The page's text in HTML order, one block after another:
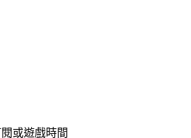
或遊戲時間